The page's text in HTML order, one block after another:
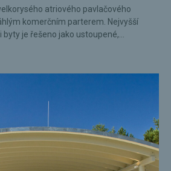
atriového pavlačového
komerčním parterem. Nejvyšší
je řešeno jako ustoupené,...